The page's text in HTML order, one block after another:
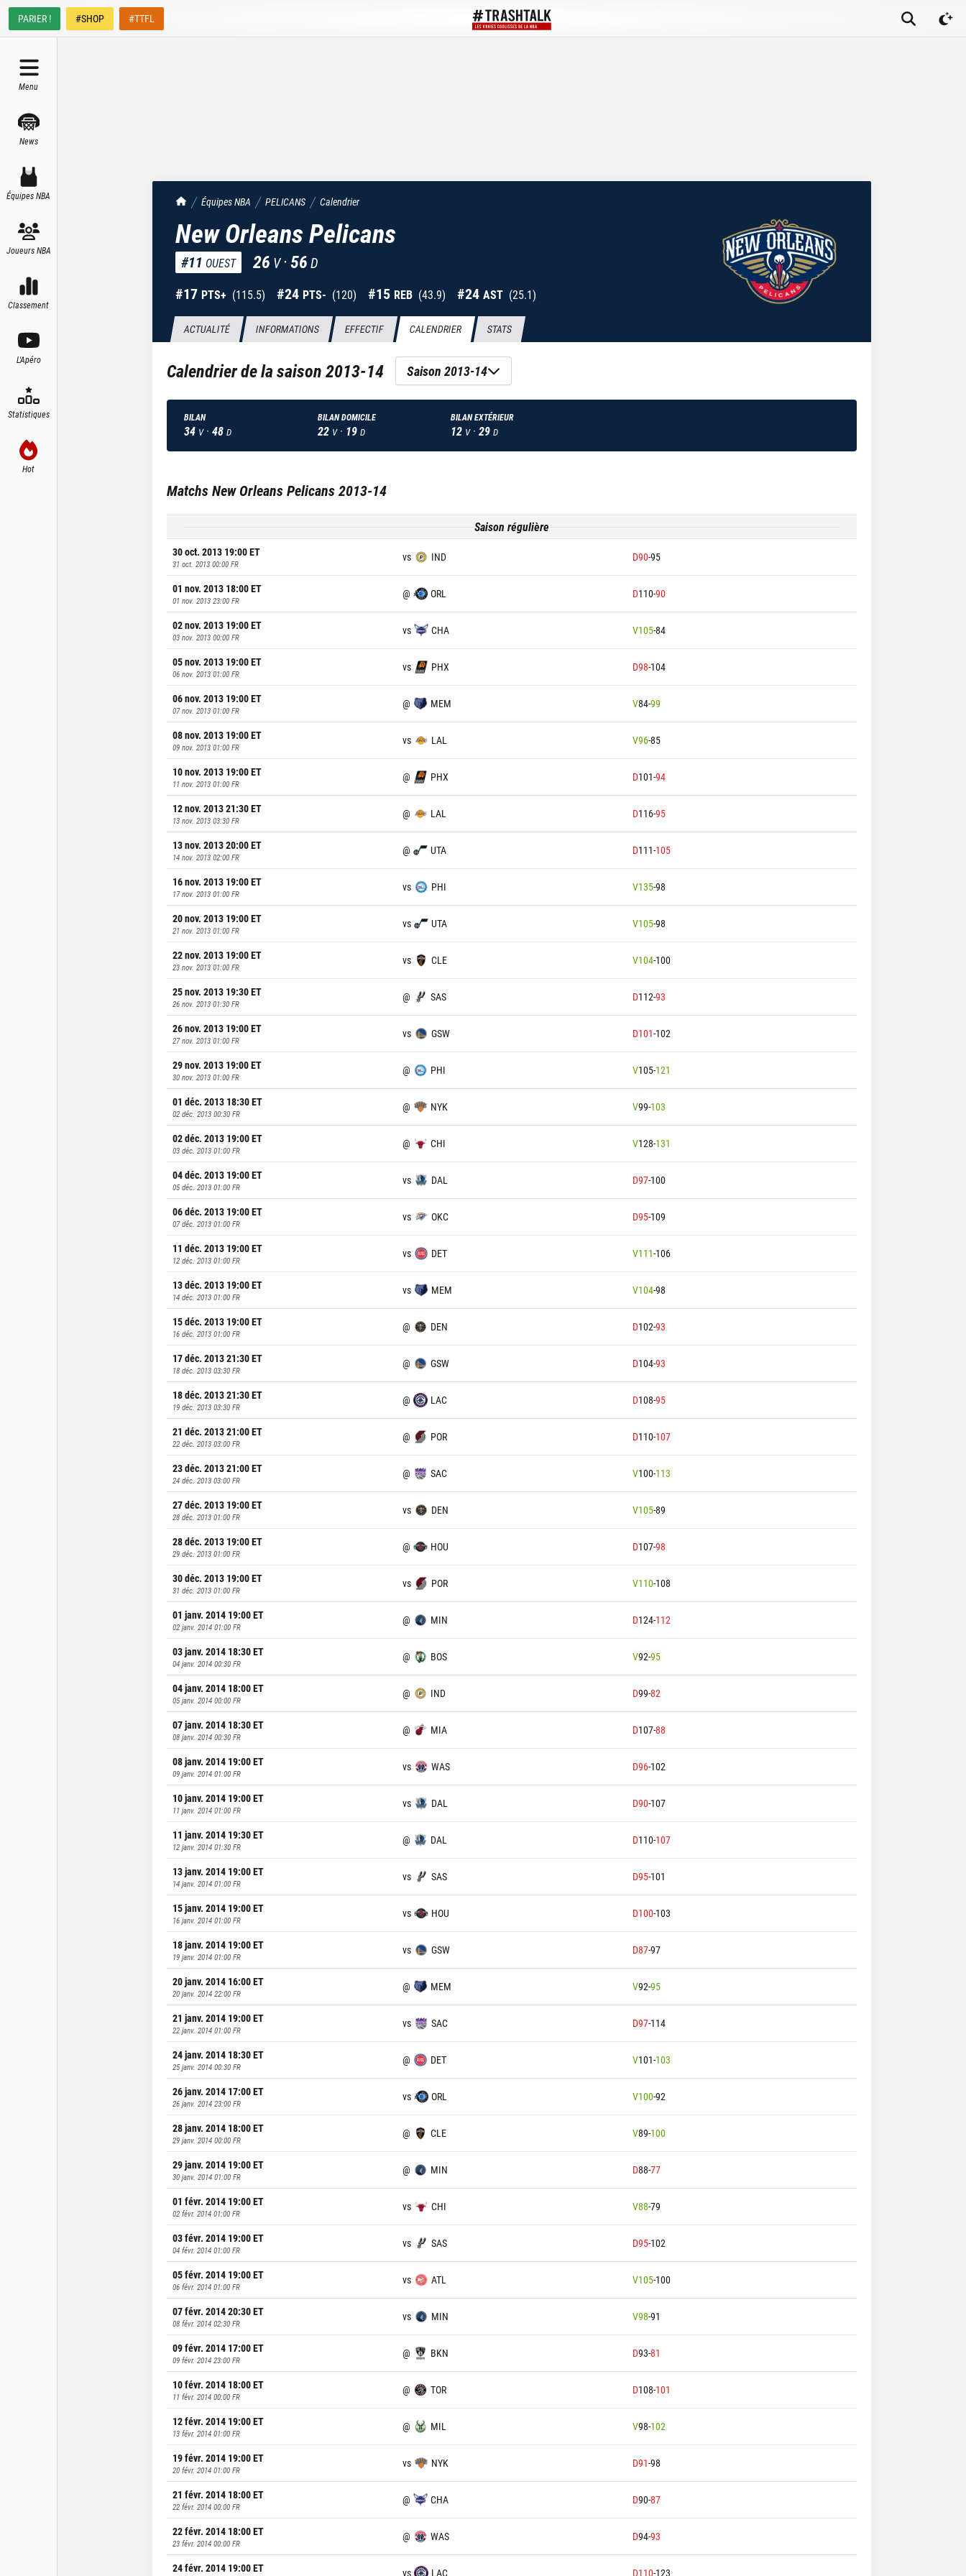
PARIER ! #SHOP #TTFL
Menu
News
Équipes NBA
Joueurs NBA
Classement
L'Apéro
Statistiques
Hot
TrashTalk Actu NBA
Équipes NBA PELICANS Calendrier
New Orleans Pelicans
#11 OUEST 26 V ·56 D
#17 PTS+ (115.5) #24 PTS- (120) #15 REB (43.9) #24 AST (25.1)
ACTUALITÉ INFORMATIONS EFFECTIF CALENDRIER STATS
Calendrier de la saison2013-14 Saison 2013-14
BILAN
34 V · 48 D
BILAN DOMICILE
22 V · 19 D
BILAN EXTÉRIEUR
12 V · 29 D
MatchsNew Orleans Pelicans2013-14
Saison régulière
30 oct. 2013 19:00ET
31 oct. 2013 00:00 FR
vs IND D90-95
01 nov. 2013 18:00ET
01 nov. 2013 23:00 FR
@ ORL D110-90
02 nov. 2013 19:00ET
03 nov. 2013 00:00 FR
vs CHA V105-84
05 nov. 2013 19:00ET
06 nov. 2013 01:00 FR
vs PHX D98-104
06 nov. 2013 19:00ET
07 nov. 2013 01:00 FR
@ MEM V84-99
08 nov. 2013 19:00ET
09 nov. 2013 01:00 FR
vs LAL V96-85
10 nov. 2013 19:00ET
11 nov. 2013 01:00 FR
@ PHX D101-94
12 nov. 2013 21:30ET
13 nov. 2013 03:30 FR
@ LAL D116-95
13 nov. 2013 20:00ET
14 nov. 2013 02:00 FR
@ UTA D111-105
16 nov. 2013 19:00ET
17 nov. 2013 01:00 FR
vs PHI V135-98
20 nov. 2013 19:00ET
21 nov. 2013 01:00 FR
vs UTA V105-98
22 nov. 2013 19:00ET
23 nov. 2013 01:00 FR
vs CLE V104-100
25 nov. 2013 19:30ET
26 nov. 2013 01:30 FR
@ SAS D112-93
26 nov. 2013 19:00ET
27 nov. 2013 01:00 FR
vs GSW D101-102
29 nov. 2013 19:00ET
30 nov. 2013 01:00 FR
@ PHI V105-121
01 déc. 2013 18:30ET
02 déc. 2013 00:30 FR
@ NYK V99-103
02 déc. 2013 19:00ET
03 déc. 2013 01:00 FR
@ CHI V128-131
04 déc. 2013 19:00ET
05 déc. 2013 01:00 FR
vs DAL D97-100
06 déc. 2013 19:00ET
07 déc. 2013 01:00 FR
vs OKC D95-109
11 déc. 2013 19:00ET
12 déc. 2013 01:00 FR
vs DET V111-106
13 déc. 2013 19:00ET
14 déc. 2013 01:00 FR
vs MEM V104-98
15 déc. 2013 19:00ET
16 déc. 2013 01:00 FR
@ DEN D102-93
17 déc. 2013 21:30ET
18 déc. 2013 03:30 FR
@ GSW D104-93
18 déc. 2013 21:30ET
19 déc. 2013 03:30 FR
@ LAC D108-95
21 déc. 2013 21:00ET
22 déc. 2013 03:00 FR
@ POR D110-107
23 déc. 2013 21:00ET
24 déc. 2013 03:00 FR
@ SAC V100-113
27 déc. 2013 19:00ET
28 déc. 2013 01:00 FR
vs DEN V105-89
28 déc. 2013 19:00ET
29 déc. 2013 01:00 FR
@ HOU D107-98
30 déc. 2013 19:00ET
31 déc. 2013 01:00 FR
vs POR V110-108
01 janv. 2014 19:00ET
02 janv. 2014 01:00 FR
@ MIN D124-112
03 janv. 2014 18:30ET
04 janv. 2014 00:30 FR
@ BOS V92-95
04 janv. 2014 18:00ET
05 janv. 2014 00:00 FR
@ IND D99-82
07 janv. 2014 18:30ET
08 janv. 2014 00:30 FR
@ MIA D107-88
08 janv. 2014 19:00ET
09 janv. 2014 01:00 FR
vs WAS D96-102
10 janv. 2014 19:00ET
11 janv. 2014 01:00 FR
vs DAL D90-107
11 janv. 2014 19:30ET
12 janv. 2014 01:30 FR
@ DAL D110-107
13 janv. 2014 19:00ET
14 janv. 2014 01:00 FR
vs SAS D95-101
15 janv. 2014 19:00ET
16 janv. 2014 01:00 FR
vs HOU D100-103
18 janv. 2014 19:00ET
19 janv. 2014 01:00 FR
vs GSW D87-97
20 janv. 2014 16:00ET
20 janv. 2014 22:00 FR
@ MEM V92-95
21 janv. 2014 19:00ET
22 janv. 2014 01:00 FR
vs SAC D97-114
24 janv. 2014 18:30ET
25 janv. 2014 00:30 FR
@ DET V101-103
26 janv. 2014 17:00ET
26 janv. 2014 23:00 FR
vs ORL V100-92
28 janv. 2014 18:00ET
29 janv. 2014 00:00 FR
@ CLE V89-100
29 janv. 2014 19:00ET
30 janv. 2014 01:00 FR
@ MIN D88-77
01 févr. 2014 19:00ET
02 févr. 2014 01:00 FR
vs CHI V88-79
03 févr. 2014 19:00ET
04 févr. 2014 01:00 FR
vs SAS D95-102
05 févr. 2014 19:00ET
06 févr. 2014 01:00 FR
vs ATL V105-100
07 févr. 2014 20:30ET
08 févr. 2014 02:30 FR
vs MIN V98-91
09 févr. 2014 17:00ET
09 févr. 2014 23:00 FR
@ BKN D93-81
10 févr. 2014 18:00ET
11 févr. 2014 00:00 FR
@ TOR D108-101
12 févr. 2014 19:00ET
13 févr. 2014 01:00 FR
@ MIL V98-102
19 févr. 2014 19:00ET
20 févr. 2014 01:00 FR
vs NYK D91-98
21 févr. 2014 18:00ET
22 févr. 2014 00:00 FR
@ CHA D90-87
22 févr. 2014 18:00ET
23 févr. 2014 00:00 FR
@ WAS D94-93
24 févr. 2014 19:00ET vs LAC D110-123